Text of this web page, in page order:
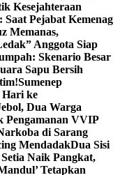
Kesejahteraan
Pejabat Kemenag
Memanas,
Anggota Siap
Skenario Besar
Sapu Bersih
Sumenep
Hari ke
Dua Warga
Pengamanan VVIP
di Sarang
MendadakDua Sisi
Naik Pangkat,
Tetapkan